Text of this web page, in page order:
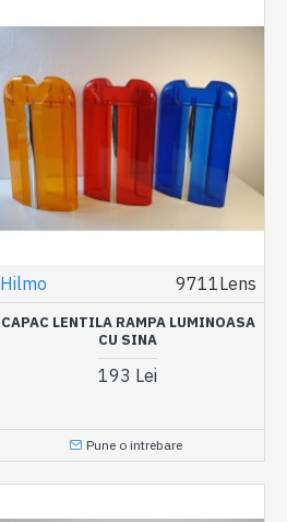
Hilmo 9711Lens
CAPAC LENTILA RAMPA LUMINOASA
CU SINA
193 Lei
Pune o intrebare